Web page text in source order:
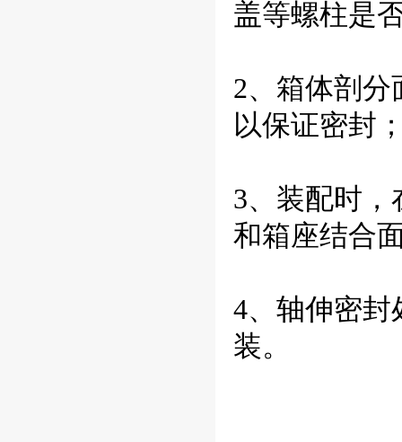
盖等螺柱是
2、箱体剖
以保证密封
3、装配时，
和箱座结合
4、轴伸密
装。